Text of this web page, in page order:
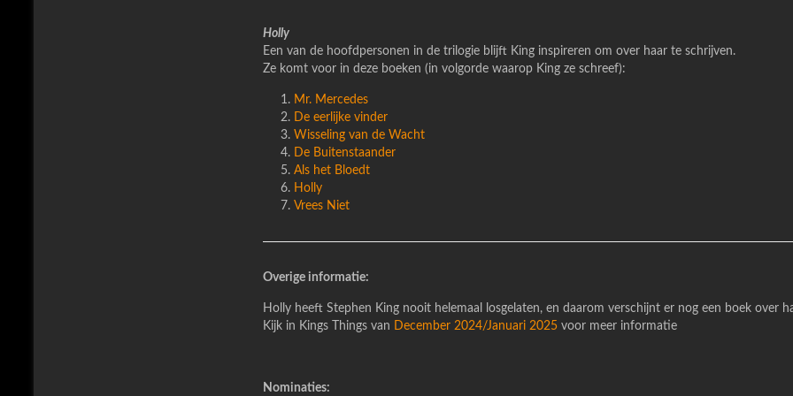
Holly
Een van de hoofdpersonen in de trilogie blijft King inspireren om over haar te schrijven.
Ze komt voor in deze boeken (in volgorde waarop King ze schreef):
Mr. Mercedes
De eerlijke vinder
Wisseling van de Wacht
De Buitenstaander
Als het Bloedt
Holly
Vrees Niet
Overige informatie:
Holly heeft Stephen King nooit helemaal losgelaten, en daarom verschijnt er nog een boek over
Kijk in Kings Things van December 2024/Januari 2025 voor meer informatie
Nominaties: